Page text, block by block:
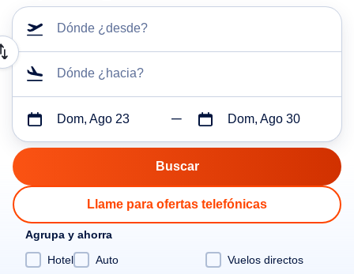
Dónde ¿desde?
Dónde ¿hacia?
Dom, Ago 23 Dom, Ago 30
Llame para ofertas telefónicas
Agrupa y ahorra
Hotel
Auto Vuelos directos